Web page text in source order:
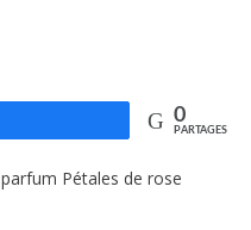
0
PARTAGES
Pétales de rose